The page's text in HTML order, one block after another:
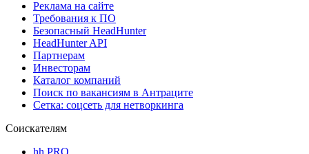
Реклама на сайте
Требования к ПО
Безопасный HeadHunter
HeadHunter API
Партнерам
Инвесторам
Каталог компаний
Поиск по вакансиям в Антраците
Сетка: соцсеть для нетворкинга
Соискателям